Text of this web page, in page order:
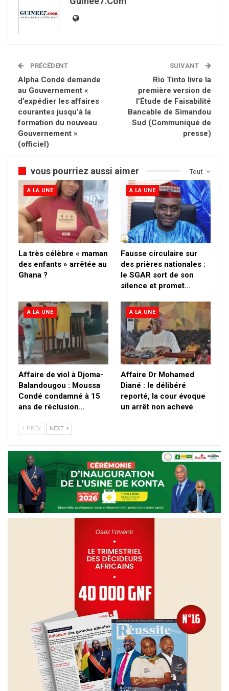
PRÉCÉDENT
Alpha Condé demande
au Gouvernement «
d’expédier les affaires
courantes jusqu’à la
formation du nouveau
Gouvernement »
(officiel)
SUIVANT
Rio Tinto livre la
première version de
l’Étude de Faisabilité
Bancable de Simandou
Sud (Communiqué de
presse)
Tout
vous pourriez aussi aimer
A LA UNE
La très célèbre « maman
des enfants » arrêtée au
Ghana ?
A LA UNE
Fausse circulaire sur
des prières nationales :
le SGAR sort de son
silence et promet…
A LA UNE
Affaire de viol à Djoma-
Balandougou : Moussa
Condé condamné à 15
ans de réclusion…
A LA UNE
Affaire Dr Mohamed
Diané : le délibéré
reporté, la cour évoque
un arrêt non achevé
PREV NEXT